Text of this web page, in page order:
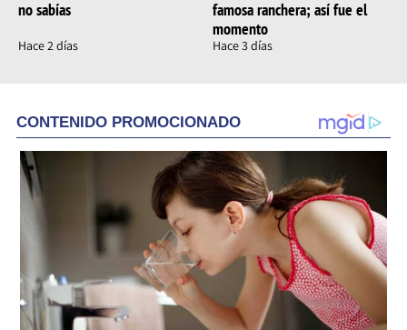
no sabías
Hace 2 días
famosa ranchera; así fue el
momento
Hace 3 días